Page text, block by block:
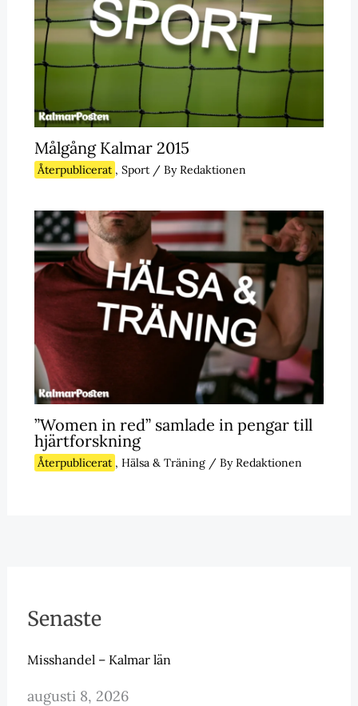
Målgång Kalmar 2015
Återpublicerat , Sport/ ByRedaktionen
”Women in red” samlade in pengar till
hjärtforskning
Återpublicerat , Hälsa & Träning/ ByRedaktionen
Senaste
Misshandel – Kalmar län
augusti 8, 2026